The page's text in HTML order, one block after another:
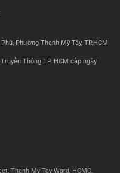
Phường Thạnh Mỹ Tây, TP.HCM
Thông TP. HCM cấp ngày
Thanh My Tay Ward, HCMC.